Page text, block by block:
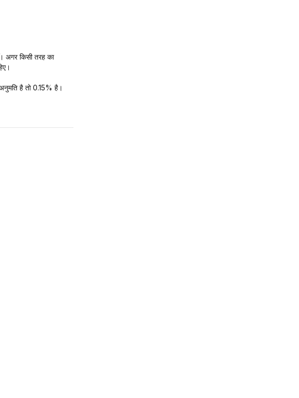
अगर किसी तरह का
है तो 0.15% है।